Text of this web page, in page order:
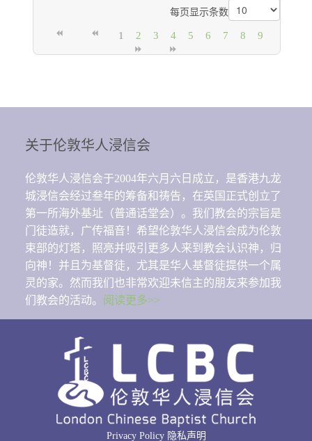
每页显示条数
1 2 3 4 5 6 7 8 9
关于伦敦华人浸信会
伦敦华人浸信会于2004年六月六日成立，是香港九龙
城浸信会经过叁年的筹备和祷告，在英国正式创立了
第一所海外基址（普通话堂会）。我们教会的宗旨是
门徒造就，广传福音！希望伦敦华人浸信会成为伦敦
束部的灯塔，照亮并吸引更多人来到教会认识神，归
向神！并且为基督徒，尤其是华人基督徒提供一个属
灵的家。然而我们也非常欢迎未信主的朋友来参加我
们教会的活动。 阅读更多>>
Privacy Policy 隐私声明